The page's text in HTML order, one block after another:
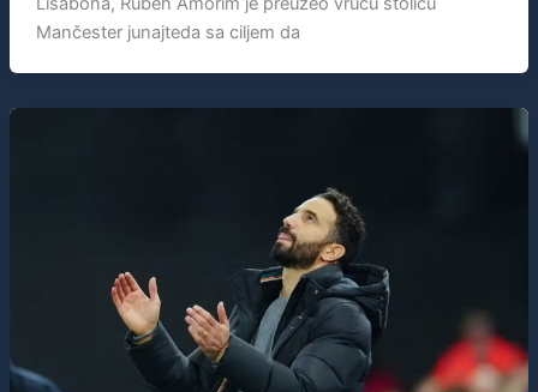
Mančester junajteda sa ciljem da